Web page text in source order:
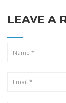
LEAVE A